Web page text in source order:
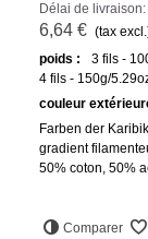
Délai de
6,64 € (tax
poids :
3 fils -
4 fils - 150g/
couleur
Farben der
gradient
50% coton, 50%
Comparer